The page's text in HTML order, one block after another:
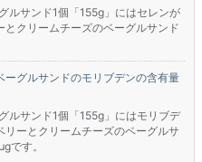
ルサンド1個「155g」にはセレンが
クリームチーズのベーグルサンド
グルサンドのモリブデンの含有量
ルサンド1個「155g」にはモリブデ
ーとクリームチーズのベーグルサ
です。